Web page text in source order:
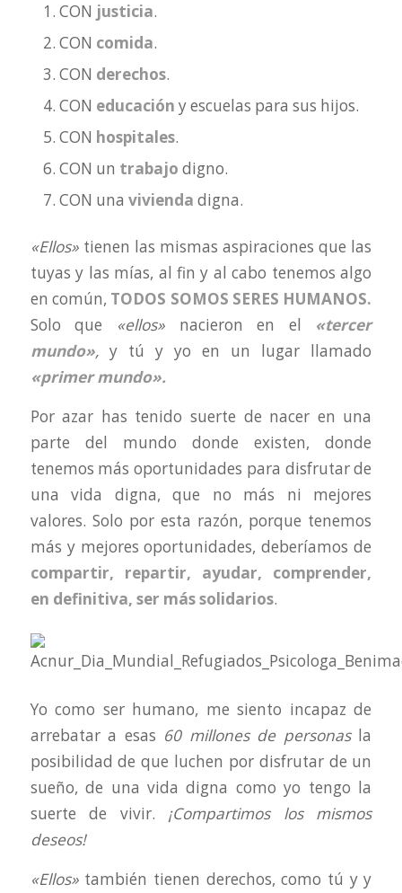
CON justicia.
CON comida.
CON derechos.
CON educación y escuelas para sus hijos.
CON hospitales.
CON un trabajo digno.
CON una vivienda digna.
«Ellos» tienen las mismas aspiraciones que las
tuyas y las mías, al fin y al cabo tenemos algo
en común, TODOS SOMOS SERES HUMANOS.
Solo que «ellos» nacieron en el «tercer
mundo», y tú y yo en un lugar llamado
«primer mundo».
Por azar has tenido suerte de nacer en una
parte del mundo donde existen, donde
tenemos más oportunidades para disfrutar de
una vida digna, que no más ni mejores
valores. Solo por esta razón, porque tenemos
más y mejores oportunidades, deberíamos de
compartir, repartir, ayudar, comprender,
en definitiva, ser más solidarios.
Yo como ser humano, me siento incapaz de
arrebatar a esas 60 millones de personasla
posibilidad de que luchen por disfrutar de un
sueño, de una vida digna como yo tengo la
suerte de vivir. ¡Compartimos los mismos
deseos!
«Ellos»también tienen derechos, como tú y y